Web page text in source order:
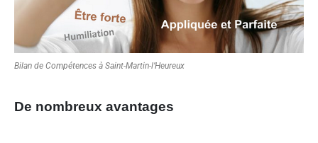
Bilan de Compétences à Saint-Martin-l’Heureux
De nombreux avantages